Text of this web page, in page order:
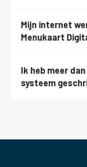
Mijn internet
Menukaart
Ik heb meer
systeem